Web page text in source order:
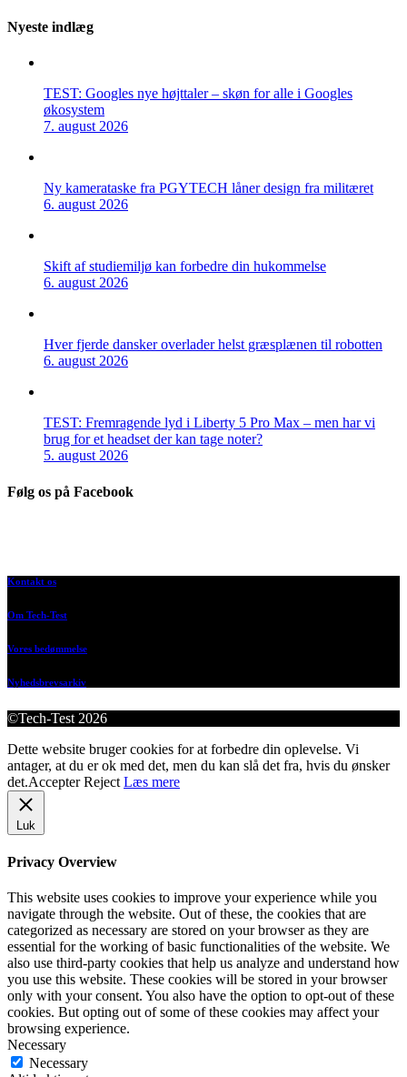
Nyeste indlæg
TEST: Googles nye højttaler – skøn for alle i Googles
økosystem
7. august 2026
Ny kamerataske fra PGYTECH låner design fra militæret
6. august 2026
Skift af studiemiljø kan forbedre din hukommelse
6. august 2026
Hver fjerde dansker overlader helst græsplænen til robotten
6. august 2026
TEST: Fremragende lyd i Liberty 5 Pro Max – men har vi
brug for et headset der kan tage noter?
5. august 2026
Følg os på Facebook
Kontakt os
Om Tech-Test
Vores bedømmelse
Nyhedsbrevsarkiv
©Tech-Test 2026
Dette website bruger cookies for at forbedre din oplevelse. Vi
antager, at du er ok med det, men du kan slå det fra, hvis du ønsker
det.Accepter Reject Læs mere
Luk
Privacy Overview
This website uses cookies to improve your experience while you
navigate through the website. Out of these, the cookies that are
categorized as necessary are stored on your browser as they are
essential for the working of basic functionalities of the website. We
also use third-party cookies that help us analyze and understand how
you use this website. These cookies will be stored in your browser
only with your consent. You also have the option to opt-out of these
cookies. But opting out of some of these cookies may affect your
browsing experience.
Necessary
Necessary